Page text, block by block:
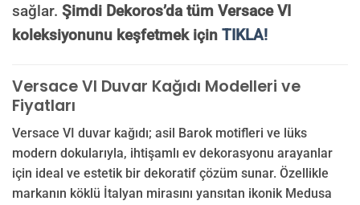
sağlar. Şimdi Dekoros’da tüm Versace VI
koleksiyonunu keşfetmek için TIKLA!
Versace VI Duvar Kağıdı Modelleri ve
Fiyatları
Versace VI duvar kağıdı; asil Barok motifleri ve lüks
modern dokularıyla, ihtişamlı ev dekorasyonu arayanlar
için ideal ve estetik bir dekoratif çözüm sunar. Özellikle
markanın köklü İtalyan mirasını yansıtan ikonik Medusa